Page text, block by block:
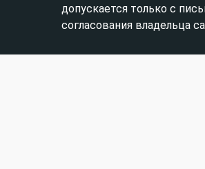
допускается только с
согласования владельца